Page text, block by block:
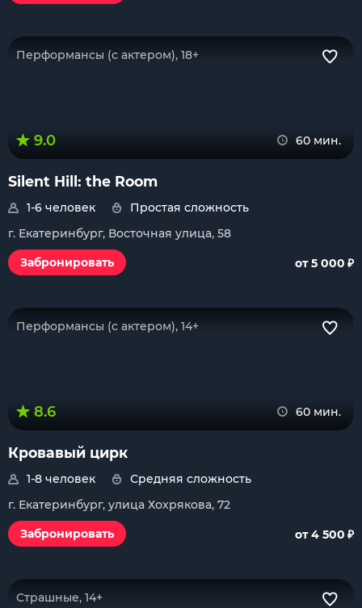
Перформансы (с актером), 18+
9.0 60 мин.
Silent Hill: the Room
1-6 человек
Простая сложность
г. Екатеринбург, Восточная улица, 58
Забронировать
от 5 000 ₽
Перформансы (с актером), 14+
8.6 60 мин.
Кровавый цирк
1-8 человек
Средняя сложность
г. Екатеринбург, улица Хохрякова, 72
Забронировать
от 4 500 ₽
Страшные, 14+